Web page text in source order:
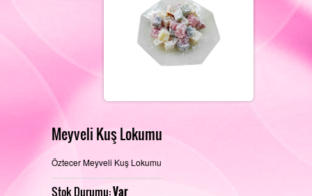
REFERANSLARIMIZ
FOTOĞRAF GALERISI
PERAKENDE SATIŞ MAĞAZAMIZ
İLETIŞIM
Meyveli Kuş Lokumu
Öztecer Meyveli Kuş Lokumu
Stok Durumu:Var